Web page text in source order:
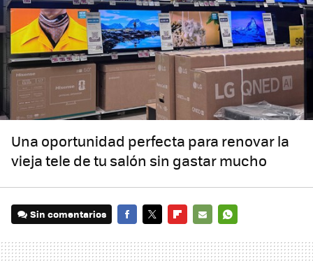
Una oportunidad perfecta para renovar la
vieja tele de tu salón sin gastar mucho
Sin comentarios
MAIL